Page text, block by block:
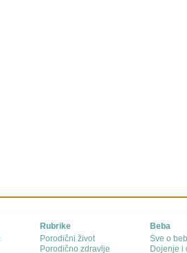
Rubrike
Porodični život
Porodično zdravlje
Beba
Sve o
Dojenje i